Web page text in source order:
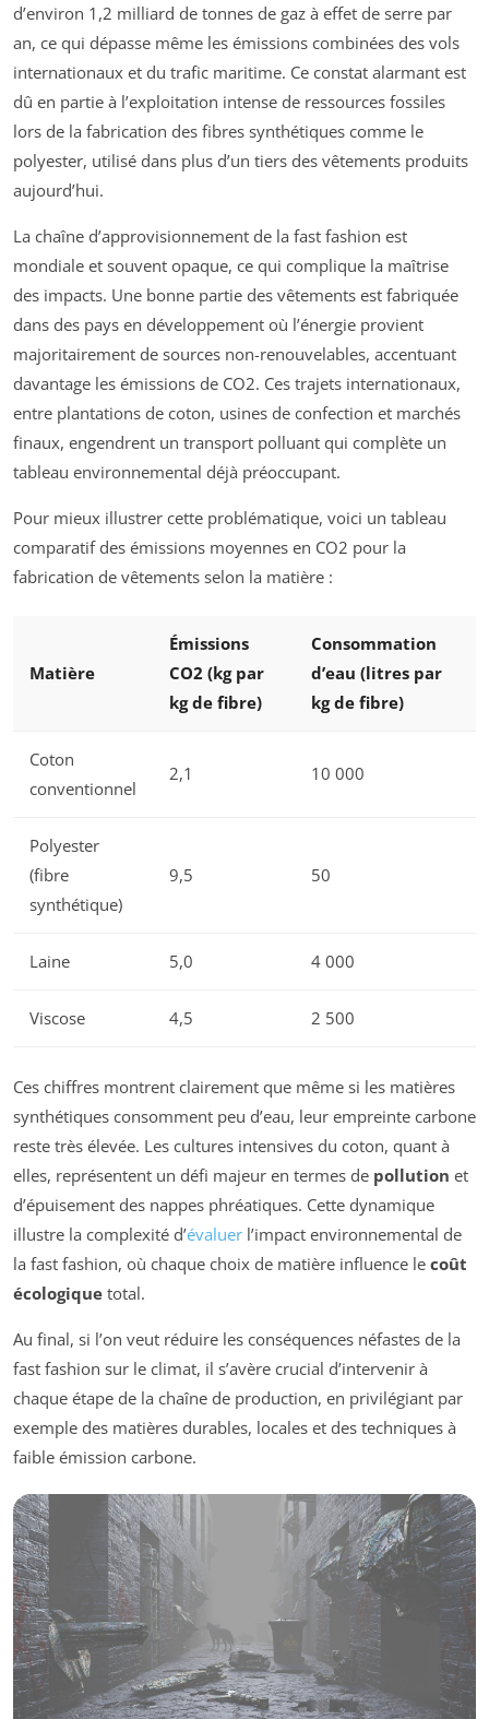
d’environ 1,2 milliard de tonnes de gaz à effet de serre par
an, ce qui dépasse même les émissions combinées des vols
internationaux et du trafic maritime. Ce constat alarmant est
dû en partie à l’exploitation intense de ressources fossiles
lors de la fabrication des fibres synthétiques comme le
polyester, utilisé dans plus d’un tiers des vêtements produits
aujourd’hui.
La chaîne d’approvisionnement de la fast fashion est
mondiale et souvent opaque, ce qui complique la maîtrise
des impacts. Une bonne partie des vêtements est fabriquée
dans des pays en développement où l’énergie provient
majoritairement de sources non-renouvelables, accentuant
davantage les émissions de CO2. Ces trajets internationaux,
entre plantations de coton, usines de confection et marchés
finaux, engendrent un transport polluant qui complète un
tableau environnemental déjà préoccupant.
Pour mieux illustrer cette problématique, voici un tableau
comparatif des émissions moyennes en CO2 pour la
fabrication de vêtements selon la matière :
Matière
Émissions
CO2 (kg par
kg de fibre)
Consommation
d’eau (litres par
kg de fibre)
Coton
conventionnel
2,1 10 000
Polyester
(fibre
synthétique)
9,5 50
Laine 5,0 4 000
Viscose 4,5 2 500
Ces chiffres montrent clairement que même si les matières
synthétiques consomment peu d’eau, leur empreinte carbone
reste très élevée. Les cultures intensives du coton, quant à
elles, représentent un défi majeur en termes de pollution et
d’épuisement des nappes phréatiques. Cette dynamique
illustre la complexité d’évaluer l’impact environnemental de
la fast fashion, où chaque choix de matière influence le coût
écologique total.
Au final, si l’on veut réduire les conséquences néfastes de la
fast fashion sur le climat, il s’avère crucial d’intervenir à
chaque étape de la chaîne de production, en privilégiant par
exemple des matières durables, locales et des techniques à
faible émission carbone.